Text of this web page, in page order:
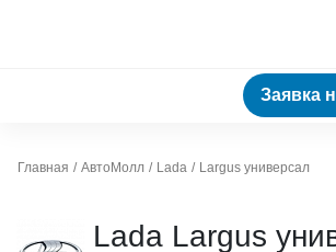
Заявка
Главная АвтоМолл Lada Largus универсал
Lada Largus